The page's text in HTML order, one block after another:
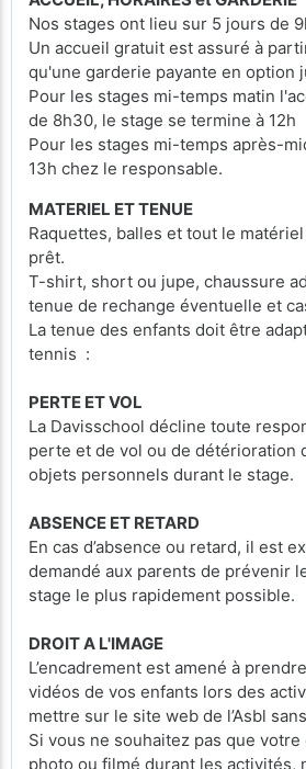
Nos stages ont lieu sur 5 jours de
Un accueil gratuit est assuré à
qu'une garderie payante en option
Pour les stages mi-temps matin
de 8h30, le stage se termine à 12h
Pour les stages mi-temps après-
13h chez le responsable.
MATERIEL ET TENUE
Raquettes, balles et tout le
prêt.
T-shirt, short ou jupe, chaussure
tenue de rechange éventuelle et
La tenue des enfants doit être
tennis :
PERTE ET VOL
La Davisschool décline toute
perte et de vol ou de détérioration
objets personnels durant le stage.
ABSENCE ET RETARD
En cas d’absence ou retard, il est
demandé aux parents de prévenir
stage le plus rapidement possible.
DROIT A L'IMAGE
L’encadrement est amené à
vidéos de vos enfants lors des
mettre sur le site web de l’Asbl
Si vous ne souhaitez pas que
photo ou filmé durant les activités,